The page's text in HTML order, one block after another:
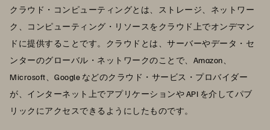
クラウド・コンピューティングとは、ストレージ、ネットワー
ク、コンピューティング・リソースをクラウド上でオンデマン
ドに提供することです。クラウドとは、サーバーやデータ・セ
ンターのグローバル・ネットワークのことで、Amazon、
Microsoft、Google などのクラウド・サービス・プロバイダー
が、インターネット上でアプリケーションや API を介してパブ
リックにアクセスできるようにしたものです。